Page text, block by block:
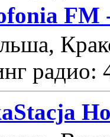
FM
радио: